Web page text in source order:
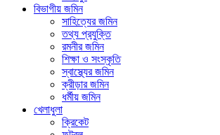
বিভাগীয় জমিন
সাহিত্যের জমিন
তথ্য প্রযুক্তি
রমনীর জমিন
শিক্ষা ও সংস্কৃতি
স্বাস্থ্যের জমিন
ক্রীড়ার জমিন
ধর্মীয় জমিন
খেলাধুলা
ক্রিকেট